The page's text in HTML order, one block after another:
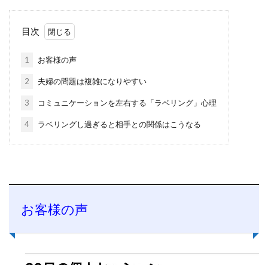
目次
1 お客様の声
2 夫婦の問題は複雑になりやすい
3 コミュニケーションを左右する「ラベリング」心理
4 ラベリングし過ぎると相手との関係はこうなる
お客様の声